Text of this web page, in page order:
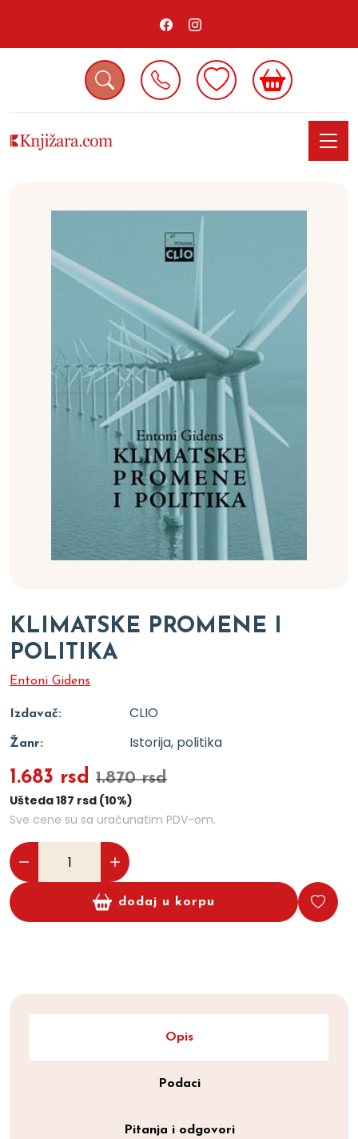
KLIMATSKE PROMENE I
POLITIKA
Entoni Gidens
Izdavač: CLIO
Žanr: Istorija, politika
1.683 rsd 1.870 rsd
Ušteda 187 rsd (10%)
Sve cene su sa uračunatim PDV-om.
dodaj u korpu
Opis
Podaci
Pitanja i odgovori